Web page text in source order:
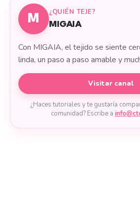
M
¿QUIÉN TEJE?
MIGAIA
Con MIGAIA, el tejido se siente
linda, un paso a paso amable y
Visitar canal
¿Haces tutoriales y te gustaría
comunidad? Escribe a